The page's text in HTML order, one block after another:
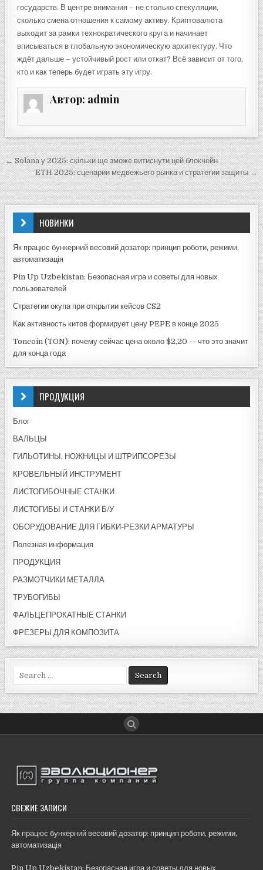
государств. В центре внимания – не столько спекуляции,
сколько смена отношения к самому активу. Криптовалюта
выходит за рамки технократического круга и начинает
вписываться в глобальную экономическую архитектуру. Что
ждёт дальше – устойчивый рост или откат? Всё зависит от того,
кто и как теперь будет играть эту игру.
Автор: admin
Навигация
по
записям
← Solana у 2025: скільки ще зможе витиснути цей блокчейн
ETH 2025: сценарии медвежьего рынка и стратегии защиты →
НОВИНКИ
Як працює бункерний весовий дозатор: принцип роботи, режими,
автоматизація
Pin Up Uzbekistan: Безопасная игра и советы для новых
пользователей
Стратегии окупа при открытии кейсов CS2
Как активность китов формирует цену PEPE в конце 2025
Toncoin (TON): почему сейчас цена около $2,20 — что это значит
для конца года
ПРОДУКЦИЯ
Блог
ВАЛЬЦЫ
ГИЛЬОТИНЫ, НОЖНИЦЫ И ШТРИПСОРЕЗЫ
КРОВЕЛЬНЫЙ ИНСТРУМЕНТ
ЛИСТОГИБОЧНЫЕ СТАНКИ
ЛИСТОГИБЫ И СТАНКИ Б/У
ОБОРУДОВАНИЕ ДЛЯ ГИБКИ-РЕЗКИ АРМАТУРЫ
Полезная информация
ПРОДУКЦИЯ
РАЗМОТЧИКИ МЕТАЛЛА
ТРУБОГИБЫ
ФАЛЬЦЕПРОКАТНЫЕ СТАНКИ
ФРЕЗЕРЫ ДЛЯ КОМПОЗИТА
Search
for:
СВЕЖИЕ ЗАПИСИ
Як працює бункерний весовий дозатор: принцип роботи, режими,
автоматизація
Pin Up Uzbekistan: Безопасная игра и советы для новых